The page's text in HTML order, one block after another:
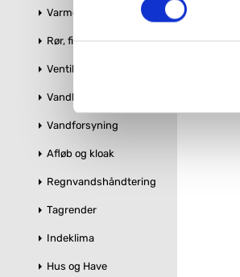
VVS-Shoppen.dk bruger
Hvis du accepterer alle
imidlertid også mulighed
ændre i dit samtykke,
Du kan se mere om,
Varme og styring
Rør, fittings og tilbehør
Ventiler og stophaner
Vandbehandling
Vandforsyning
Afløb og kloak
Regnvandshåndtering
Tagrender
Indeklima
Hus og Have